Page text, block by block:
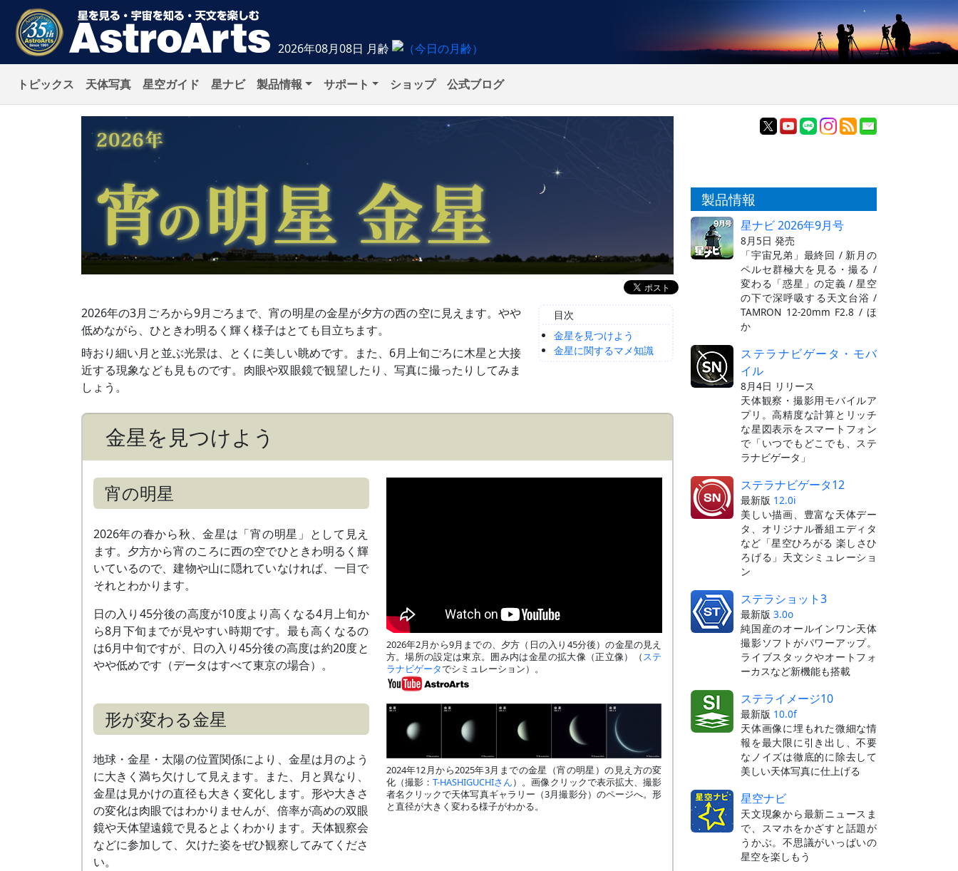
2026年08月08日 月齢
トピックス 天体写真 星空ガイド 星ナビ 製品情報 サポート ショップ 公式ブログ
2026年の3月ごろから9月ごろまで、宵の明星の金星が夕方の西の空に見えます。やや
低めながら、ひときわ明るく輝く様子はとても目立ちます。
時おり細い月と並ぶ光景は、とくに美しい眺めです。また、6月上旬ごろに木星と大接
近する現象なども見ものです。肉眼や双眼鏡で観望したり、写真に撮ったりしてみま
しょう。
目次
金星を見つけよう
金星に関するマメ知識
金星を見つけよう
宵の明星
2026年の春から秋、金星は「宵の明星」として見え
ます。夕方から宵のころに西の空でひときわ明るく輝
いているので、建物や山に隠れていなければ、一目で
それとわかります。
日の入り45分後の高度が10度より高くなる4月上旬か
ら8月下旬までが見やすい時期です。最も高くなるの
は6月中旬ですが、日の入り45分後の高度は約20度と
やや低めです（データはすべて東京の場合）。
2026年2月から9月までの、夕方（日の入り45分後）の金星の見え
方。場所の設定は東京。囲み内は金星の拡大像（正立像）（ステ
ラナビゲータでシミュレーション）。
形が変わる金星
地球・金星・太陽の位置関係により、金星は月のよう
に大きく満ち欠けして見えます。また、月と異なり、
金星は見かけの直径も大きく変化します。形や大きさ
の変化は肉眼ではわかりませんが、倍率が高めの双眼
鏡や天体望遠鏡で見るとよくわかります。天体観察会
などに参加して、欠けた姿をぜひ観察してみてくださ
い。
2024年12月から2025年3月までの金星（宵の明星）の見え方の変
化（撮影： T-HASHIGUCHIさん）。画像クリックで表示拡大、撮影
者名クリックで天体写真ギャラリー（3月撮影分）のページへ。形
と直径が大きく変わる様子がわかる。
製品情報
星ナビ 2026年9月号
8月5日 発売
「宇宙兄弟」最終回 / 新月の
ペルセ群極大を見る・撮る /
変わる「惑星」の定義 / 星空
の下で深呼吸する天文台浴 /
TAMRON 12-20mm F2.8 / ほ
か
ステラナビゲータ・モバ
イル
8月4日 リリース
天体観察・撮影用モバイルア
プリ。高精度な計算とリッチ
な星図表示をスマートフォン
で「いつでもどこでも、ステ
ラナビゲータ」
ステラナビゲータ12
最新版 12.0i
美しい描画、豊富な天体デー
タ、オリジナル番組エディタ
など「星空ひろがる 楽しさひ
ろげる」天文シミュレーショ
ン
ステラショット3
最新版 3.0o
純国産のオールインワン天体
撮影ソフトがパワーアップ。
ライブスタックやオートフォ
ーカスなど新機能も搭載
ステライメージ10
最新版 10.0f
天体画像に埋もれた微細な情
報を最大限に引き出し、不要
なノイズは徹底的に除去して
美しい天体写真に仕上げる
星空ナビ
天文現象から最新ニュースま
で、スマホをかざすと話題が
うかぶ。不思議がいっぱいの
星空を楽しもう